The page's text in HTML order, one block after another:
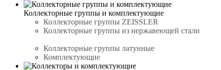
Коллекторные группы и комплектующие
Коллекторные группы ZEISSLER
Коллекторные группы из нержавеющей стали
Коллекторные группы латунные
Комплектующие